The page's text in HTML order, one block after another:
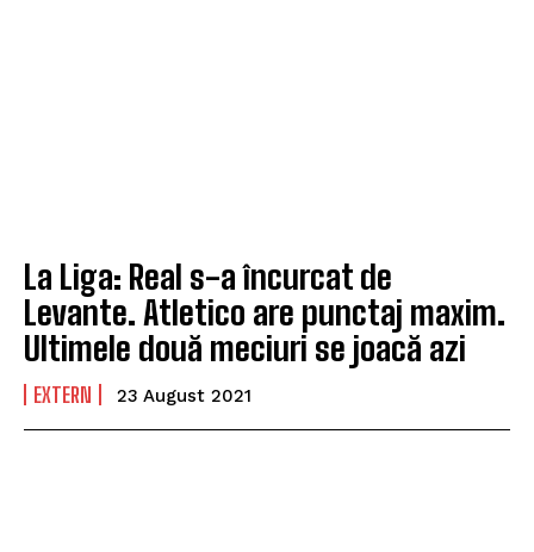
La Liga: Real s-a încurcat de
Levante. Atletico are punctaj maxim.
Ultimele două meciuri se joacă azi
EXTERN 23 August 2021